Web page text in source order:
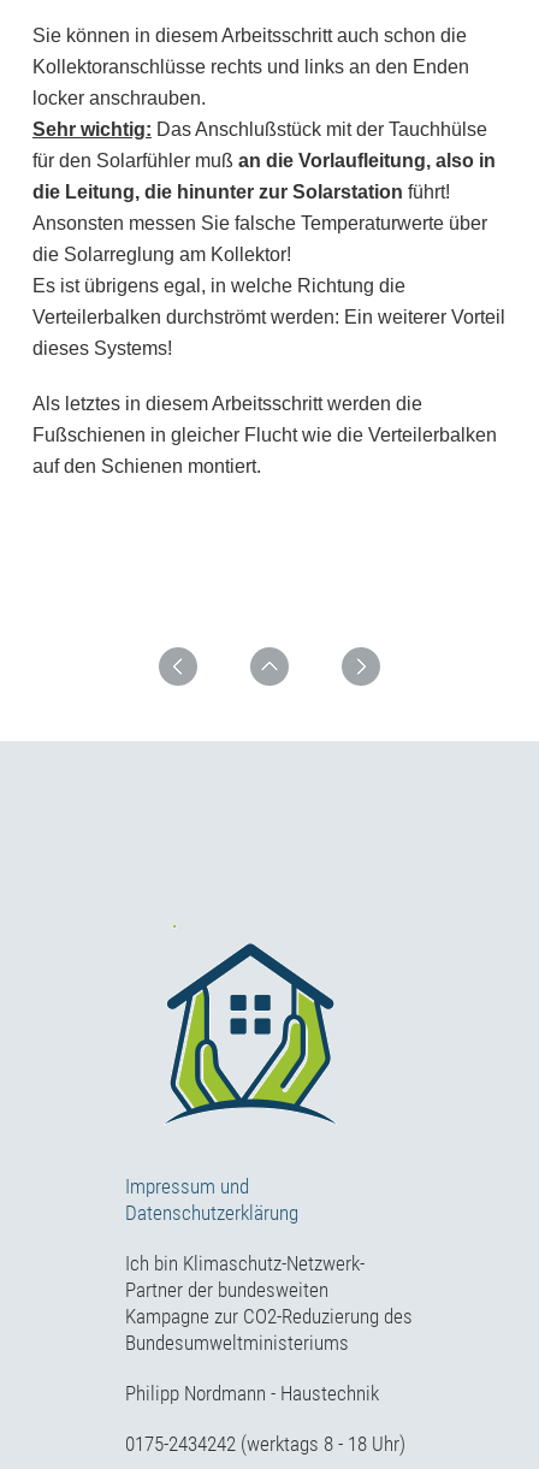
Sie können in diesem Arbeitsschritt auch schon die
Kollektoranschlüsse rechts und links an den Enden
locker anschrauben.
Sehr wichtig: Das Anschlußstück mit der Tauchhülse
für den Solarfühler muß an die Vorlaufleitung, also in
die Leitung, die hinunter zur Solarstation führt!
Ansonsten messen Sie falsche Temperaturwerte über
die Solarreglung am Kollektor!
Es ist übrigens egal, in welche Richtung die
Verteilerbalken durchströmt werden: Ein weiterer Vorteil
dieses Systems!
Als letztes in diesem Arbeitsschritt werden die
Fußschienen in gleicher Flucht wie die Verteilerbalken
auf den Schienen montiert.
Impressum und
Datenschutzerklärung
Ich bin Klimaschutz-Netzwerk-
Partner der bundesweiten
Kampagne zur CO2-Reduzierung des
Bundesumweltministeriums
Philipp Nordmann - Haustechnik
0175-2434242 (werktags 8 - 18 Uhr)